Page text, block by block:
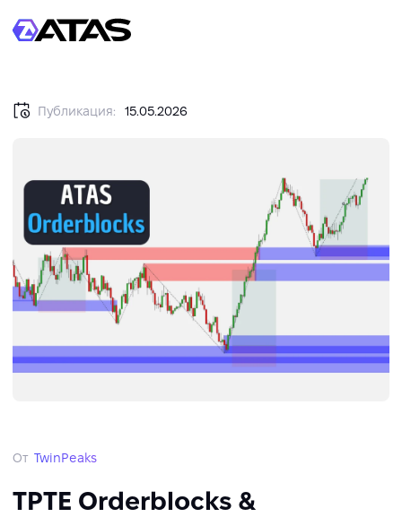
Публикация: 15.05.2026
От TwinPeaks
TPTE Orderblocks &